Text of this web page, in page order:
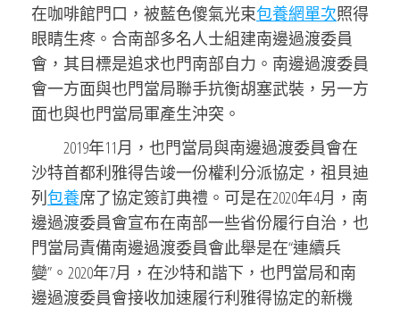
在咖啡館門口，被藍色傻氣光束包養網單次照得
眼睛生疼。合南部多名人士組建南邊過渡委員
會，其目標是追求也門南部自力。南邊過渡委員
會一方面與也門當局聯手抗衡胡塞武裝，另一方
面也與也門當局軍產生沖突。
2019年11月，也門當局與南邊過渡委員會在
沙特首都利雅得告竣一份權利分派協定，祖貝迪
列包養席了協定簽訂典禮。可是在2020年4月，南
邊過渡委員會宣布在南部一些省份履行自治，也
門當局責備南邊過渡委員會此舉是在“連續兵
變”。2020年7月，在沙特和諧下，也門當局和南
邊過渡委員會接收加速履行利雅得協定的新機